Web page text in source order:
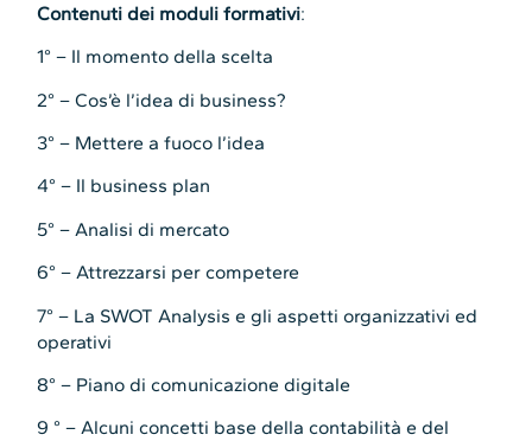
Contenuti dei moduli formativi:
1° – Il momento della scelta
2° – Cos’è l’idea di business?
3° – Mettere a fuoco l’idea
4° – Il business plan
5° – Analisi di mercato
6° – Attrezzarsi per competere
7° – La SWOT Analysis e gli aspetti organizzativi ed
operativi
8° – Piano di comunicazione digitale
9 ° – Alcuni concetti base della contabilità e del